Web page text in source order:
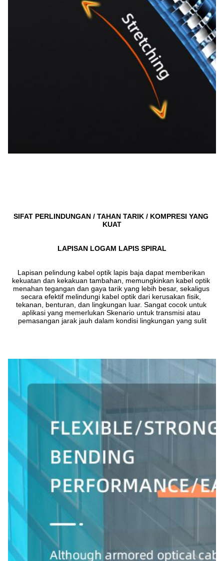
SIFAT PERLINDUNGAN / TAHAN TARIK / KOMPRESI YANG
KUAT
LAPISAN LOGAM LAPIS SPIRAL
Lapisan pelindung kabel optik lapis baja dapat memberikan
kekuatan dan kekakuan tambahan, memungkinkan kabel optik
menahan tegangan dan gaya tarik yang lebih besar, sekaligus
secara efektif melindungi kabel optik dari kerusakan fisik,
tekanan, benturan, dan lingkungan luar. Sangat cocok untuk
aplikasi yang memerlukan Skenario untuk transmisi atau
pemasangan jarak jauh dalam kondisi lingkungan yang sulit